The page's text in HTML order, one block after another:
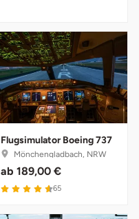
Flugsimulator Boeing 737
Mönchengladbach, NRW
ab 189,00 €
65